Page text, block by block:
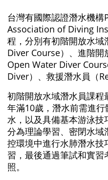
台灣有國際認證潛水機
Association of Diving
程，分別有初階開放水
Diver Course）、進階
Open Water Diver
Diver）、救援潛水員（
初階開放水域潛水員課
年滿10歲，潛水前需進
水，以及具備基本游泳
分為理論學習、密閉水
控環境中進行水肺潛水
習，最後通過筆試和實習
照。